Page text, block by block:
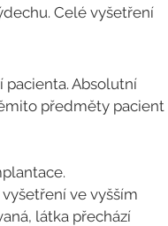
Celé vyšetření
pacienta. Absolutní
předměty pacient
ve vyšším
látka přechází